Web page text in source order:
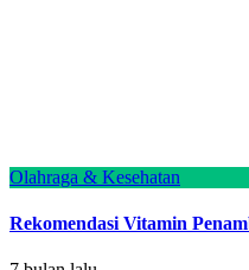
Olahraga & Kesehatan
Rekomendasi Vitamin